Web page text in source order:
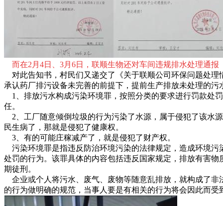
而在2月4日、3月6日，联顺生物还对车间违规排水处理通报
对此告知书，村民们又递交了《关于联顺公司环保问题处理
承认药厂排污设备未完善的前提下，提前生产排放未处理的污
1、排放污水构成污染环境罪，按照分类的要求进行罚款处
任。
2、工厂随意倾倒垃圾的行为污染了水源，属于侵犯了该水
民生病了，那就是侵犯了健康权。
3、有的可能庄稼减产了，就是侵犯了财产权。
污染环境罪是指违反防治环境污染的法律规定，造成环境污
处罚的行为。该罪具体的内容包括违反国家规定，排放有害
期徒刑。
企业或个人将污水、废气、废物等随意乱排放，就构成了非
的行为做明确的规范，当事人要是有相关的行为将会因此而受